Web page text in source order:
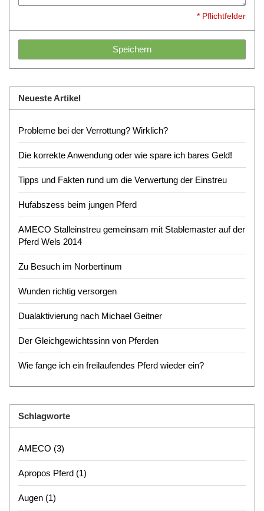
* Pflichtfelder
Speichern
Neueste Artikel
Probleme bei der Verrottung? Wirklich?
Die korrekte Anwendung oder wie spare ich bares Geld!
Tipps und Fakten rund um die Verwertung der Einstreu
Hufabszess beim jungen Pferd
AMECO Stalleinstreu gemeinsam mit Stablemaster auf der
Pferd Wels 2014
Zu Besuch im Norbertinum
Wunden richtig versorgen
Dualaktivierung nach Michael Geitner
Der Gleichgewichtssinn von Pferden
Wie fange ich ein freilaufendes Pferd wieder ein?
Schlagworte
AMECO (3)
Apropos Pferd (1)
Augen (1)